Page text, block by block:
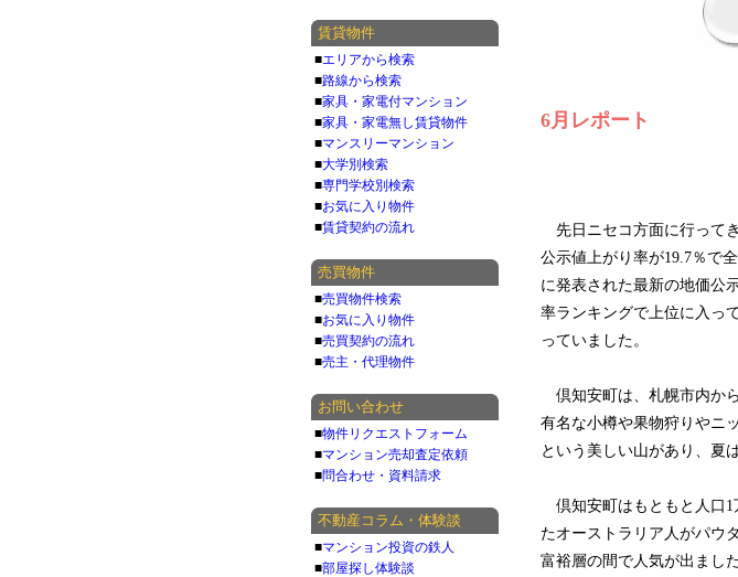
6月レポート
先日ニセコ方面に行って
公示値上がり率が19.7％で
に発表された最新の地価公
率ランキングで上位に入っ
っていました。
倶知安町は、札幌市内か
有名な小樽や果物狩りやニ
という美しい山があり、夏
倶知安町はもともと人口1
たオーストラリア人がパウ
富裕層の間で人気が出まし
賃貸物件
■エリアから検索
■路線から検索
■家具・家電付マンション
■家具・家電無し賃貸物件
■マンスリーマンション
■大学別検索
■専門学校別検索
■お気に入り物件
■賃貸契約の流れ
売買物件
■売買物件検索
■お気に入り物件
■売買契約の流れ
■売主・代理物件
お問い合わせ
■物件リクエストフォーム
■マンション売却査定依頼
■問合わせ・資料請求
不動産コラム・体験談
■マンション投資の鉄人
■部屋探し体験談